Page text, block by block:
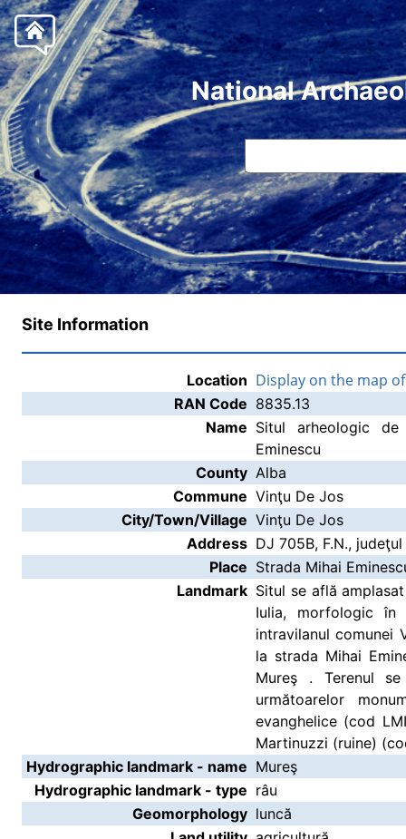
National
Site Information
Location Display on the map
RAN Code 8835.13
Name Situl arheologic
Eminescu
County Alba
Commune Vinţu De Jos
City/Town/Village Vinţu De Jos
Address DJ 705B, F.N.,
Place Strada Mihai
Landmark Situl se află
Iulia, morfologic
intravilanul comunei
la strada Mihai
Mureş . Terenul
următoarelor
evanghelice (cod
Martinuzzi (ruine)
Hydrographic landmark - name Mureş
Hydrographic landmark - type râu
Geomorphology luncă